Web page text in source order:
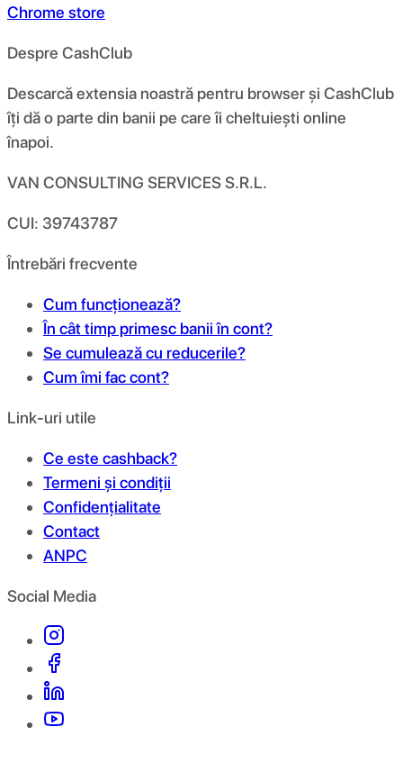
Chrome store
Despre CashClub
Descarcă extensia noastră pentru browser și CashClub
îți dă o parte din banii pe care îi cheltuiești online
înapoi.
VAN CONSULTING SERVICES S.R.L.
CUI: 39743787
Întrebări frecvente
Cum funcționează?
În cât timp primesc banii în cont?
Se cumulează cu reducerile?
Cum îmi fac cont?
Link-uri utile
Ce este cashback?
Termeni și condiții
Confidențialitate
Contact
ANPC
Social Media